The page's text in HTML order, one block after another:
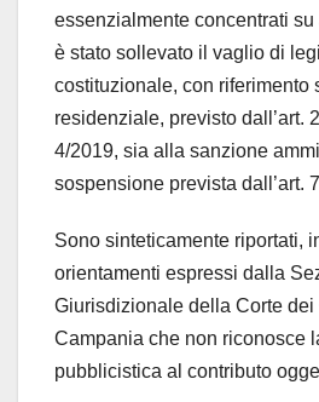
essenzialmente concentrati
è stato sollevato il vaglio di
costituzionale, con riferimento
residenziale, previsto dall’art.
4/2019, sia alla sanzione
sospensione prevista dall’art.
Sono sinteticamente riportati,
orientamenti espressi dalla
Giurisdizionale della Corte dei
Campania che non riconosce
pubblicistica al contributo